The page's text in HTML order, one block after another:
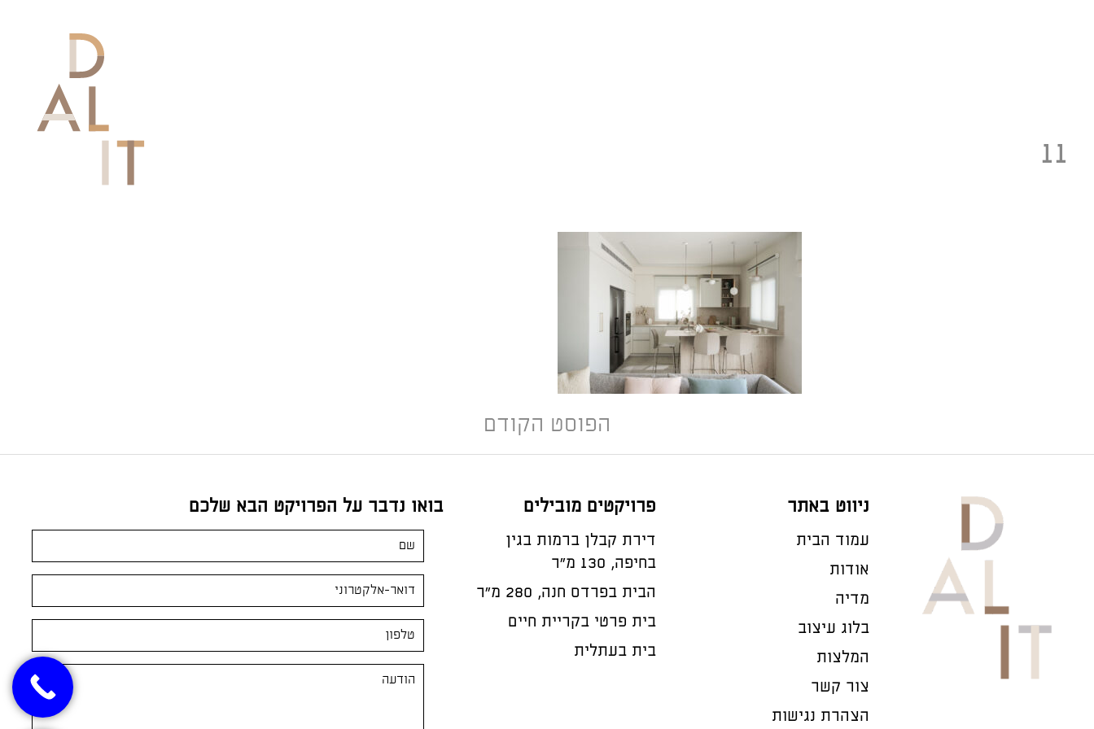
11
הפוסט הקודם
ניווט באתר
עמוד הבית
אודות
מדיה
בלוג עיצוב
המלצות
צור קשר
הצהרת נגישות
פרויקטים מובילים
דירת קבלן ברמות בגין
בחיפה, 130 מ"ר
הבית בפרדס חנה, 280 מ״ר
בית פרטי בקריית חיים
בית בעתלית
בואו נדבר על הפרויקט הבא שלכם